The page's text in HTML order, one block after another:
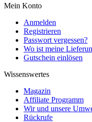
Mein Konto
Anmelden
Registrieren
Passwort vergessen?
Wo ist meine
Gutschein einlösen
Wissenswertes
Magazin
Affiliate Programm
Wir und unsere
Rückrufe